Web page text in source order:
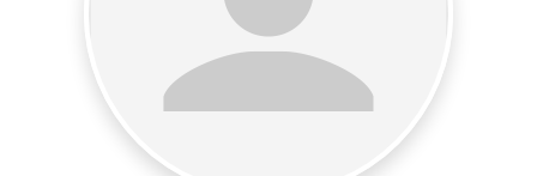
Ressorcen stärken
Traumapädagogik